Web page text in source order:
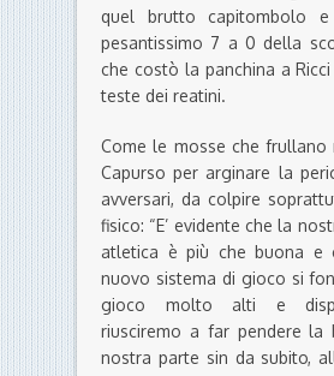
quel brutto capitombolo e
pesantissimo 7 a 0 della
che costò la panchina a
teste dei reatini.
Come le mosse che frullano
Capurso per arginare la
avversari, da colpire
fisico: “E’ evidente che la
atletica è più che buona e
nuovo sistema di gioco si
gioco molto alti e
riusciremo a far pendere la
nostra parte sin da subito,